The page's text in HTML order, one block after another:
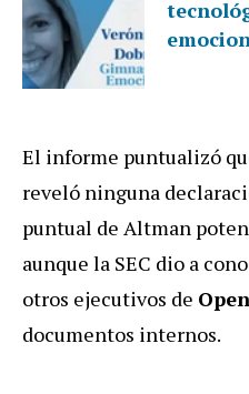
El informe puntualizó
reveló ninguna
puntual de Altman
aunque la SEC dio a
otros ejecutivos de
documentos internos.